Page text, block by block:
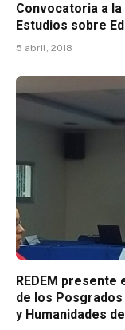
Convocatoria a la
Estudios sobre
5 abril, 2018
REDEM presente
de los
y Humanidades